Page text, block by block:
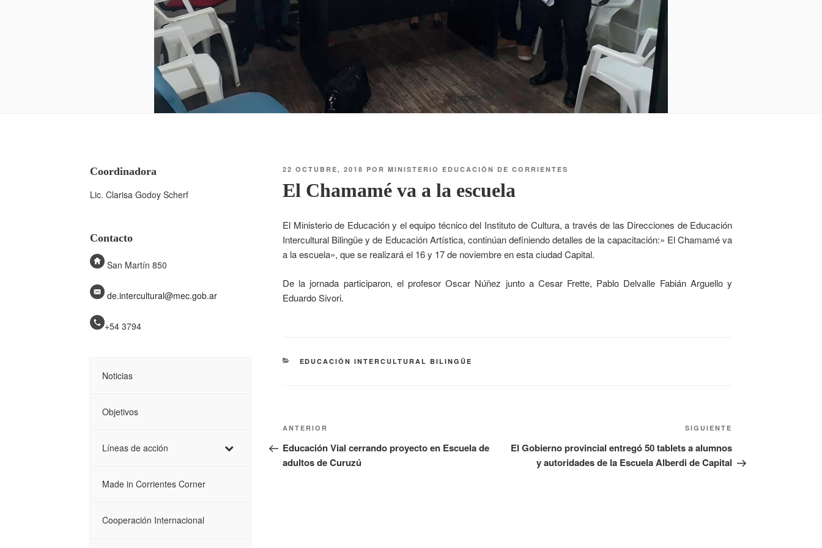
22 OCTUBRE, 2018 POR MINISTERIO EDUCACIÓN DE CORRIENTES
El Chamamé va a la escuela
El Ministerio de Educación y el equipo técnico del Instituto de Cultura, a través de las Direcciones de Educación
Intercultural Bilingüe y de Educación Artística, continúan definiendo detalles de la capacitación:» El Chamamé va
a la escuela», que se realizará el 16 y 17 de noviembre en esta ciudad Capital.
De la jornada participaron, el profesor Oscar Núñez junto a Cesar Frette, Pablo Delvalle Fabián Arguello y
Eduardo Sivori.
EDUCACIÓN INTERCULTURAL BILINGÜE
ANTERIOR
Educación Vial cerrando proyecto en Escuela de
adultos de Curuzú
SIGUIENTE
El Gobierno provincial entregó 50 tablets a alumnos
y autoridades de la Escuela Alberdi de Capital
Coordinadora
Lic. Clarisa Godoy Scherf
Contacto
San Martín 850
de.intercultural@mec.gob.ar
+54 3794
Noticias
Objetivos
Líneas de acción
Made in Corrientes Corner
Cooperación Internacional